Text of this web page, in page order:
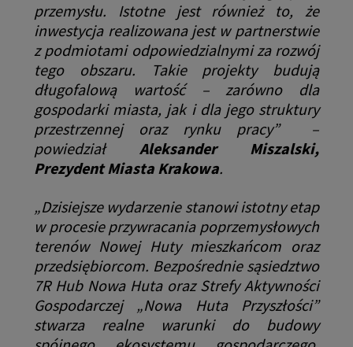
przemysłu. Istotne jest również to, że
inwestycja realizowana jest w partnerstwie
z podmiotami odpowiedzialnymi za rozwój
tego obszaru. Takie projekty budują
długofalową wartość – zarówno dla
gospodarki miasta, jak i dla jego struktury
przestrzennej oraz rynku pracy”
–
powiedział Aleksander Miszalski,
Prezydent Miasta Krakowa.
„Dzisiejsze wydarzenie stanowi istotny etap
w procesie przywracania poprzemysłowych
terenów Nowej Huty mieszkańcom oraz
przedsiębiorcom. Bezpośrednie sąsiedztwo
7R Hub Nowa Huta oraz Strefy Aktywności
Gospodarczej „Nowa Huta Przyszłości”
stwarza realne warunki do budowy